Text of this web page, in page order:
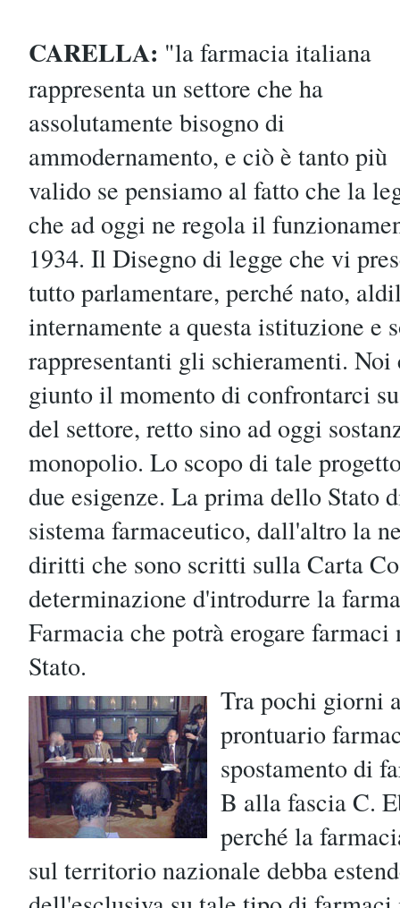
CARELLA: "la farmacia italiana
rappresenta un settore che ha
assolutamente bisogno di
ammodernamento, e ciò è tanto più
valido se pensiamo al fatto che la
che ad oggi ne regola il
1934. Il Disegno di legge che vi
tutto parlamentare, perché nato,
internamente a questa istituzione e
rappresentanti gli schieramenti. Noi
giunto il momento di confrontarci
del settore, retto sino ad oggi
monopolio. Lo scopo di tale
due esigenze. La prima dello Stato
sistema farmaceutico, dall'altro la
diritti che sono scritti sulla Carta
determinazione d'introdurre la
Farmacia che potrà erogare
Stato.
Tra pochi giorni
prontuario
spostamento di
B alla fascia C.
perché la
sul territorio nazionale debba